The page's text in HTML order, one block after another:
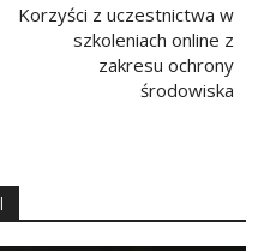
Korzyści z uczestnictwa w
szkoleniach online z
zakresu ochrony
środowiska